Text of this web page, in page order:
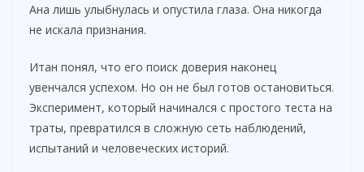
Ана лишь улыбнулась и опустила глаза. Она никогда
не искала признания.
Итан понял, что его поиск доверия наконец
увенчался успехом. Но он не был готов остановиться.
Эксперимент, который начинался с простого теста на
траты, превратился в сложную сеть наблюдений,
испытаний и человеческих историй.